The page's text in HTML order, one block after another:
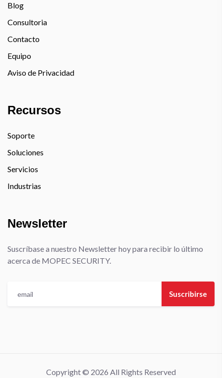
Blog
Consultoria
Contacto
Equipo
Aviso de Privacidad
Recursos
Soporte
Soluciones
Servicios
Industrias
Newsletter
Suscríbase a nuestro Newsletter hoy para recibir lo último
acerca de MOPEC SECURITY.
Suscribirse
Copyright © 2026 All Rights Reserved